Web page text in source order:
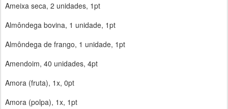
Ameixa seca, 2 unidades, 1pt
Almôndega bovina, 1 unidade, 1pt
Almôndega de frango, 1 unidade, 1pt
Amendoim, 40 unidades, 4pt
Amora (fruta), 1x, 0pt
Amora (polpa), 1x, 1pt